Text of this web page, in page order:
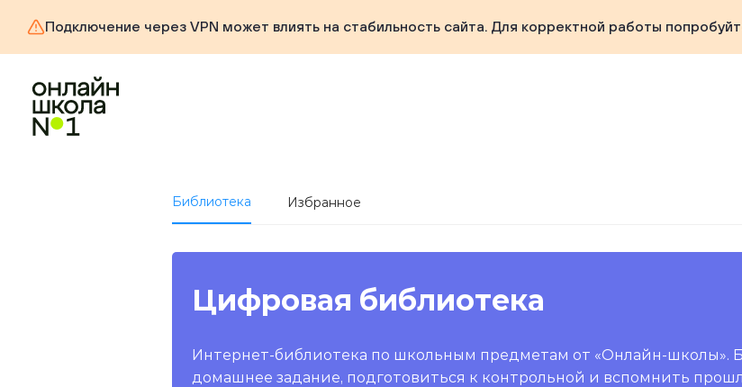
Подключение через VPN может влиять на стабильность сайта. Для корректной работы
Библиотека Избранное
Цифровая библиотека
Интернет-библиотека по школьным предметам от «Онлайн-школы».
домашнее задание, подготовиться к контрольной и вспомнить